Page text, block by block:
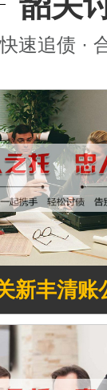
快速追债 ·
新丰清账